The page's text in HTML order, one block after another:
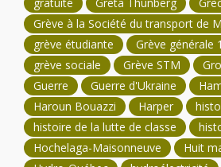
Grève à la Société du transport de
grève étudiante
Grève générale
grève sociale
Grève STM
Guerre
Guerre d'Ukraine
Haroun Bouazzi
Harper
histoire de la lutte de classe
Hochelaga-Maisonneuve
Huit